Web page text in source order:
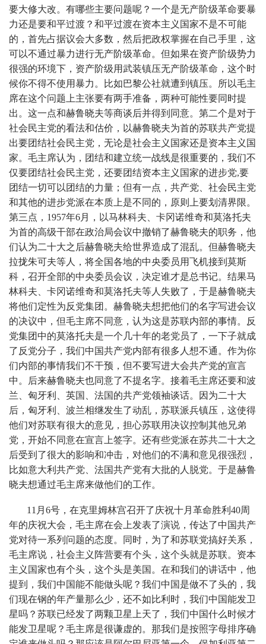
要大修大改。有哪些主要问题呢？一个是无产阶级革命要暴
力还是要和平过渡？和平过渡在资本主义国家不是不可能
的，首先占据议会大多数，然后把政权掌握在自己手里，这
可以不通过暴力进行无产阶级革命。但如果在资产阶级势力
很强的环境下，资产阶级用武装镇压无产阶级革命，这个时
候你不得不使用暴力。比如巴黎公社就遭到镇压。所以毛主
席在这个问题上主张要有两手准备，两种可能性要同时提
出。这一点和赫鲁晓夫等商谈后并得到同意。第二个是对于
社会民主党的看法和估价，以赫鲁晓夫为首的苏联共产党提
出要团结社会民主党，无论是社会主义国家还是资本主义国
家。毛主席认为，团结和建立统一战线是很重要的，我们不
仅要团结社会民主党，还要团结资本主义国家的进步党,要
团结一切可以团结的力量；但有一点，共产党、社会民主党
和其他的进步党派在本质上是不同的，原则上要划清界限。
第三点，1957年6月，以马林科夫、卡冈诺维奇和莫洛托夫
为首的高级干部在政治局会议中撤销了赫鲁晓夫的职务，他
们认为二十大之后赫鲁晓夫给世界造成了混乱。但赫鲁晓夫
拉拢朱可夫等人，将全国各地的中央委员用飞机接到莫斯
科，召开全部的中央委员会议，决定谁才是总书记。结果马
林科夫、卡冈诺维奇和莫洛托夫等人失败了，于是赫鲁晓夫
将他们定性为反党集团。赫鲁晓夫想把他们的名字写进会议
的决议中，但毛主席不同意，认为这是苏联内部的事情。反
党集团中的莫洛托夫是一个几十年的老党员了，一下子就成
了反党分子，我们中国共产党内部有很多人想不通。作为你
们内部的事情我们不干预，但不要写进大会共产党的宣言
中。后来赫鲁晓夫也同意了不提名字。接着毛主席还要和波
兰、匈牙利、英国、法国的共产党领袖谈话。因为二十大
后，匈牙利、波兰相继发生了动乱，苏联派兵镇压，这使得
他们对苏联有很大的意见，担心苏联用决议控制其他兄弟
党，开始不同意在宣言上签字。还有些党派在苏共二十大之
后受到了很大的影响和冲击，对他们的不满和意见很强烈，
比如意大利共产党、法国共产党有大批的人脱党。于是赫鲁
晓夫想通过毛主席来做他们的工作。
11月6号，在克里姆林宫召开了庆祝十月革命胜利40周
年的庆祝大会，毛主席在会上发表了演说，传达了中国共产
党对待一系列问题的态度。同时，为了和苏联党搞好关系，
毛主席说，社会主义阵营要有个头，这个头就是苏联。资本
主义国家也有个头，这个头是美国。在和我们的讲话中，他
提到，我们中国能不能做头呢？我们中国是做不了头的，我
们现在钢的年产量那么少，还不如比利时，我们中国能发卫
星吗？苏联已经发了两颗卫星上天了，我们中国什么时候才
能发卫星呢？毛主席是很谦虚的。那我们是按照字母排序确